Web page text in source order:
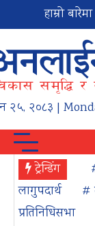
हाम्रो बारेमा
२५, २०८३ |
ट्रेन्डिंग
लागुपदार्थ
#
प्रतिनिधिसभा